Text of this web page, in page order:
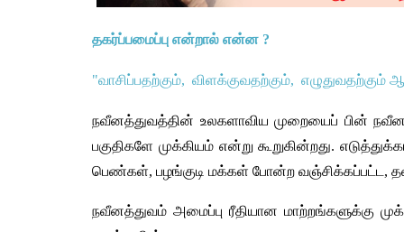
தகர்ப்பமைப்பு என்றால் என்ன ?
"வாசிப்பதற்கும், விளக்குவதற்கும், எழுதுவதற்கும்
நவீனத்துவத்தின் உலகளாவிய முறையைப் பின்
பகுதிகளே முக்கியம் என்று கூறுகின்றது.
பெண்கள், பழங்குடி மக்கள் போன்ற வஞ்சிக்கப்பட்ட ,
நவீனத்துவம் அமைப்பு ரீதியான மாற்றங்களுக்கு